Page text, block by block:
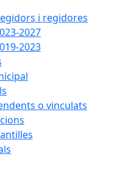
i regidores
2027
2023
o vinculats